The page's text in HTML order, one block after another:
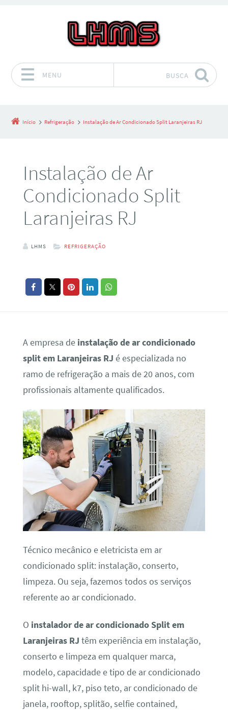
MENU BUSCA
Início Refrigeração Instalação de Ar Condicionado Split Laranjeiras RJ
Instalação de Ar
Condicionado Split
Laranjeiras RJ
LHMS REFRIGERAÇÃO
A empresa de instalação de ar condicionado
split em Laranjeiras RJ é especializada no
ramo de refrigeração a mais de 20 anos, com
profissionais altamente qualificados.
Técnico mecânico e eletricista em ar
condicionado split: instalação, conserto,
limpeza. Ou seja, fazemos todos os serviços
referente ao ar condicionado.
O instalador de ar condicionado Split em
Laranjeiras RJ têm experiência em instalação,
conserto e limpeza em qualquer marca,
modelo, capacidade e tipo de ar condicionado
split hi-wall, k7, piso teto, ar condicionado de
janela, rooftop, splitão, selfie contained,